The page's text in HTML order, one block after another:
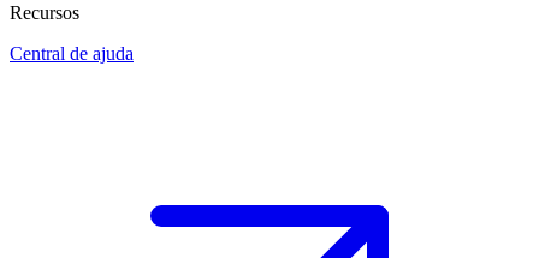
Recursos
Central de ajuda